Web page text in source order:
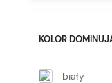
KOLOR
biały